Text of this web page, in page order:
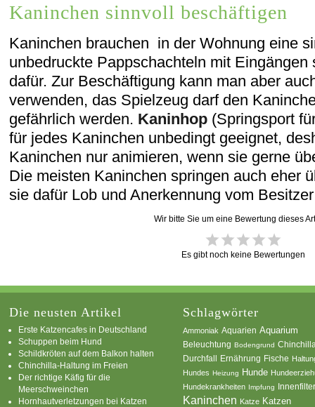
Kaninchen sinnvoll beschäftigen
Kaninchen brauchen in der Wohnung eine
unbedruckte Pappschachteln mit Eingängen
dafür. Zur Beschäftigung kann man aber
verwenden, das Spielzeug darf den
gefährlich werden. Kaninhop (Springsport
für jedes Kaninchen unbedingt geeignet,
Kaninchen nur animieren, wenn sie gerne
Die meisten Kaninchen springen auch eher
sie dafür Lob und Anerkennung vom
Wir bitte Sie um eine Bewertung dieses
Es gibt noch keine Bewertungen
Die neusten Artikel
Erste Katzencafes in Deutschland
Schuppen beim Hund
Schildkröten auf dem Balkon halten
Chinchilla-Haltung im Freien
Der richtige Käfig für die
Meerschweinchen
Hornhautverletzungen bei Katzen
Schlagwörter
Ammoniak Aquarien Aquarium
Beleuchtung Bodengrund
Durchfall Ernährung Fische
Hundes Heizung Hunde
Hundekrankheiten Impfung
Kaninchen Katze Katzen